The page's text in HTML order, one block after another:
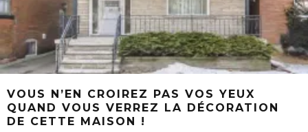
VOUS N’EN CROIREZ PAS VOS YEUX
QUAND VOUS VERREZ LA DÉCORATION
DE CETTE MAISON !